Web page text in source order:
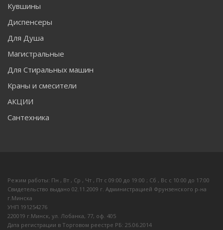
Кувшины
Диспенсеры
Для Душа
Магистральные
Для Стиральных машин
Краны и смесители
АКЦИИ
Сантехника
Режим работы: Пн , Вт , Ср , Чт , Пт c 09:00 до 19:00 ; Сб , Вс c 10:00 до 17:00
Свидетельство выдано 02.11.2009 г. Администрацией Фрунзенского р-на
г.Минска
УНП 191254276
220019 г.Минск, ул. Лобанка, 77, оф. 405
Дата регистрации в Торговом реестре РБ: 25.06.2014